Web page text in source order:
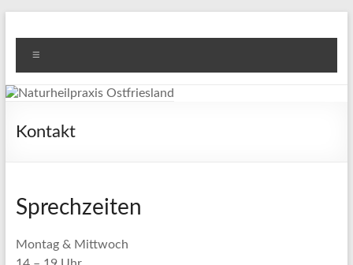
springen
Naturheilpraxis
Ostfriesland
Bodo Görten Schneider
Kontakt
Sprechzeiten
Montag & Mittwoch